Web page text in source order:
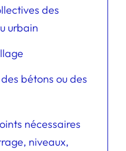
des
urbain
bétons ou des
nécessaires
niveaux,